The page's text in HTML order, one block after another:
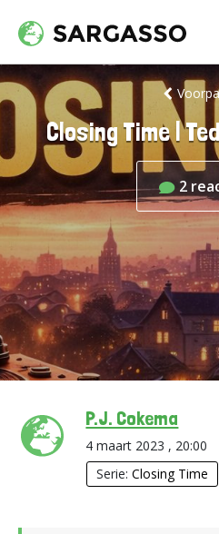
Closing Time |
2
P.J. Cokema
4 maart 2023 , 20:00
Serie:Closing Time